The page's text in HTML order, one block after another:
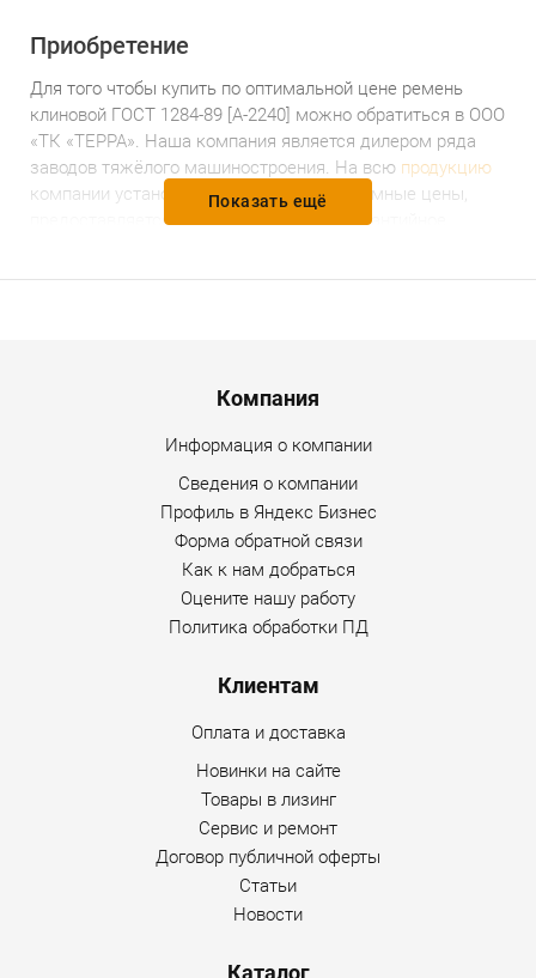
Приобретение
Для того чтобы купить по оптимальной цене ремень
клиновой ГОСТ 1284-89 [А-2240] можно обратиться в ООО
«ТК «ТЕРРА». Наша компания является дилером ряда
заводов тяжёлого машиностроения. На всю продукцию
компании установлены доступные и разумные цены,
предоставляется гарантийное и послегарантийное
Показать ещё
Компания
Информация о компании
Сведения о компании
Профиль в Яндекс Бизнес
Форма обратной связи
Как к нам добраться
Оцените нашу работу
Политика обработки ПД
Клиентам
Оплата и доставка
Новинки на сайте
Товары в лизинг
Сервис и ремонт
Договор публичной оферты
Статьи
Новости
Каталог